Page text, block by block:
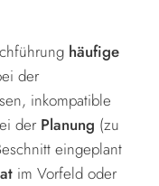
häufige
der
inkompatible
der Planung (zu
eingeplant
im Vorfeld oder